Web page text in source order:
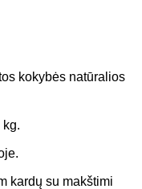
kokybės natūralios
kg.
kardų su makštimi